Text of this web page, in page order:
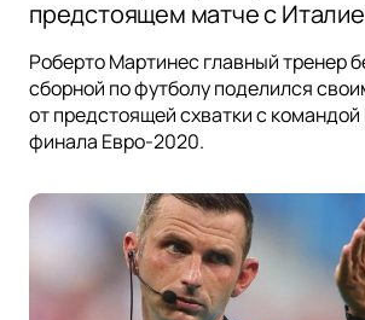
предстоящем матче с
Роберто Мартинес главный тренер
сборной по футболу поделился
от предстоящей схватки с командой
финала Евро-2020.